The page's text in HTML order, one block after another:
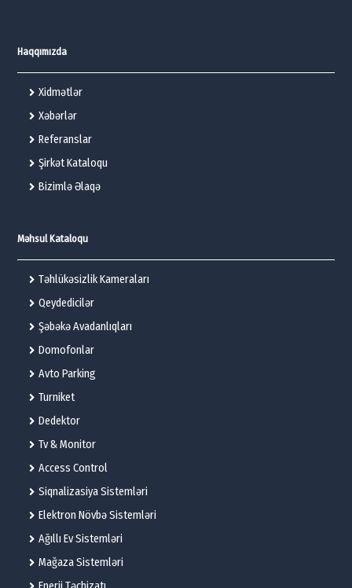
Haqqımızda
Xidmətlər
Xəbərlər
Referanslar
Şirkət Kataloqu
Bizimlə Əlaqə
Məhsul Kataloqu
Təhlükəsizlik Kameraları
Qeydedicilər
Şəbəkə Avadanlıqları
Domofonlar
Avto Parking
Turniket
Dedektor
Tv & Monitor
Access Control
Siqnalizasiya Sistemləri
Elektron Növbə Sistemləri
Ağıllı Ev Sistemləri
Mağaza Sistemləri